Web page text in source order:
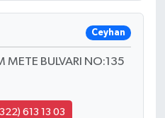
Ceyhan
METE BULVARI NO:135
613 13 03